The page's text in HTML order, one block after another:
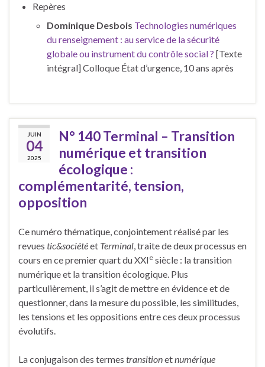
Repères
Dominique Desbois Technologies numériques
du renseignement : au service de la sécurité
globale ou instrument du contrôle social ? [Texte
intégral] Colloque État d’urgence, 10 ans après
JUIN
04
2025
N° 140 Terminal – Transition
numérique et transition
écologique :
complémentarité, tension,
opposition
Ce numéro thématique, conjointement réalisé par les
revues tic&sociétéet Terminal, traite de deux processus en
cours en ce premier quart du XXIe siècle : la transition
numérique et la transition écologique. Plus
particulièrement, il s’agit de mettre en évidence et de
questionner, dans la mesure du possible, les similitudes,
les tensions et les oppositions entre ces deux processus
évolutifs.
La conjugaison des termes transitionetnumérique